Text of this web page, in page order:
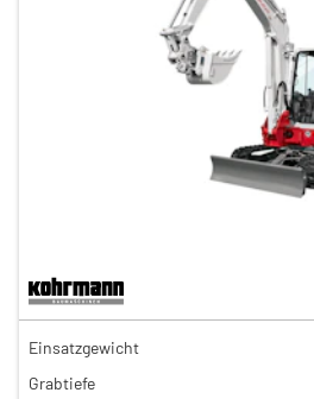
184,00 €
153,00 €
127,00 €
Einsatzgewicht
Grabtiefe